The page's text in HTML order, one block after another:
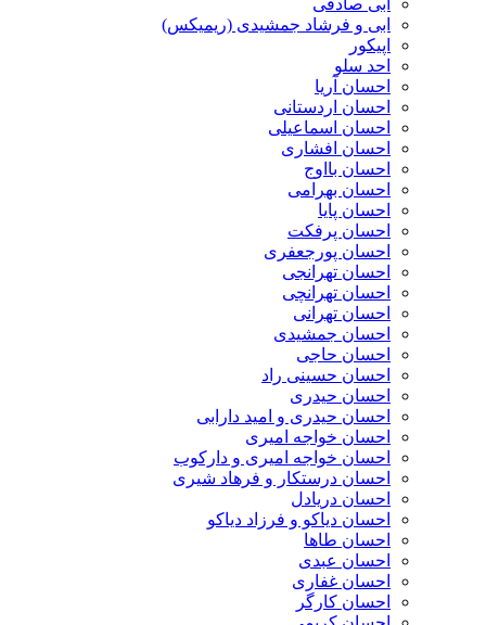
ابی صادقی
ابی و فرشاد جمشیدی (ریمیکس)
اپیکور
احد سلو
احسان آریا
احسان اردستانی
احسان اسماعیلی
احسان افشاری
احسان بااوج
احسان بهرامی
احسان پایا
احسان پرفکت
احسان پورجعفری
احسان تهرانجی
احسان تهرانچی
احسان تهرانی
احسان جمشیدی
احسان حاجی
احسان حسینی راد
احسان حیدری
احسان حیدری و امید دارابی
احسان خواجه امیری
احسان خواجه امیری و دارکوب
احسان درستكار و فرهاد شيرى
احسان دریادل
احسان دیاکو و فرزاد دیاکو
احسان طاها
احسان عبدی
احسان غفاری
احسان کارگر